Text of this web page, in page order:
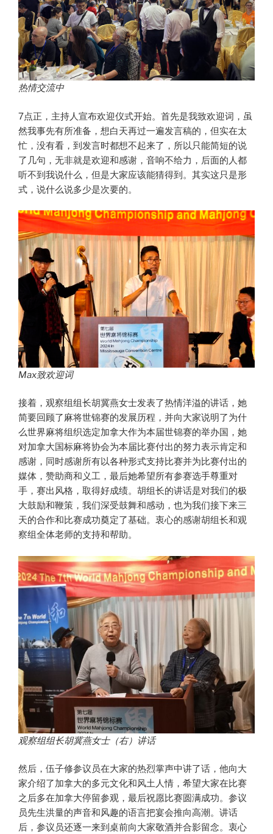
热情交流中
7点正，主持人宣布欢迎仪式开始。首先是我致欢迎词，虽
然我事先有所准备，想白天再过一遍发言稿的，但实在太
忙，没有看，到发言时都想不起来了，所以只能简短的说
了几句，无非就是欢迎和感谢，音响不给力，后面的人都
听不到我说什么，但是大家应该能猜得到。其实这只是形
式，说什么说多少是次要的。
Max致欢迎词
接着，观察组组长胡冀燕女士发表了热情洋溢的讲话，她
简要回顾了麻将世锦赛的发展历程，并向大家说明了为什
么世界麻将组织选定加拿大作为本届世锦赛的举办国，她
对加拿大国标麻将协会为本届比赛付出的努力表示肯定和
感谢，同时感谢所有以各种形式支持比赛并为比赛付出的
媒体，赞助商和义工，最后她希望所有参赛选手尊重对
手，赛出风格，取得好成绩。胡组长的讲话是对我们的极
大鼓励和鞭策，我们深受鼓舞和感动，也为我们接下来三
天的合作和比赛成功奠定了基础。衷心的感谢胡组长和观
察组全体老师的支持和帮助。
观察组组长胡冀燕女士（右） 讲话
然后，伍子修参议员在大家的热烈掌声中讲了话，他向大
家介绍了加拿大的多元文化和风土人情，希望大家在比赛
之后多在加拿大停留参观，最后祝愿比赛圆满成功。参议
员先生洪量的声音和风趣的语言把宴会推向高潮。讲话
后，参议员还逐一来到桌前向大家敬酒并合影留念。衷心